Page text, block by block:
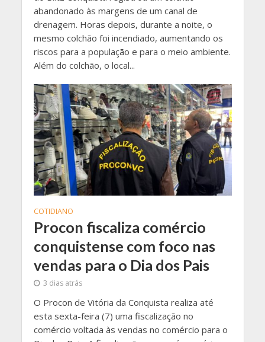
abandonado às margens de um canal de
drenagem. Horas depois, durante a noite, o
mesmo colchão foi incendiado, aumentando os
riscos para a população e para o meio ambiente.
Além do colchão, o local...
COTIDIANO
Procon fiscaliza comércio
conquistense com foco nas
vendas para o Dia dos Pais
3 dias atrás
O Procon de Vitória da Conquista realiza até
esta sexta-feira (7) uma fiscalização no
comércio voltada às vendas no comércio para o